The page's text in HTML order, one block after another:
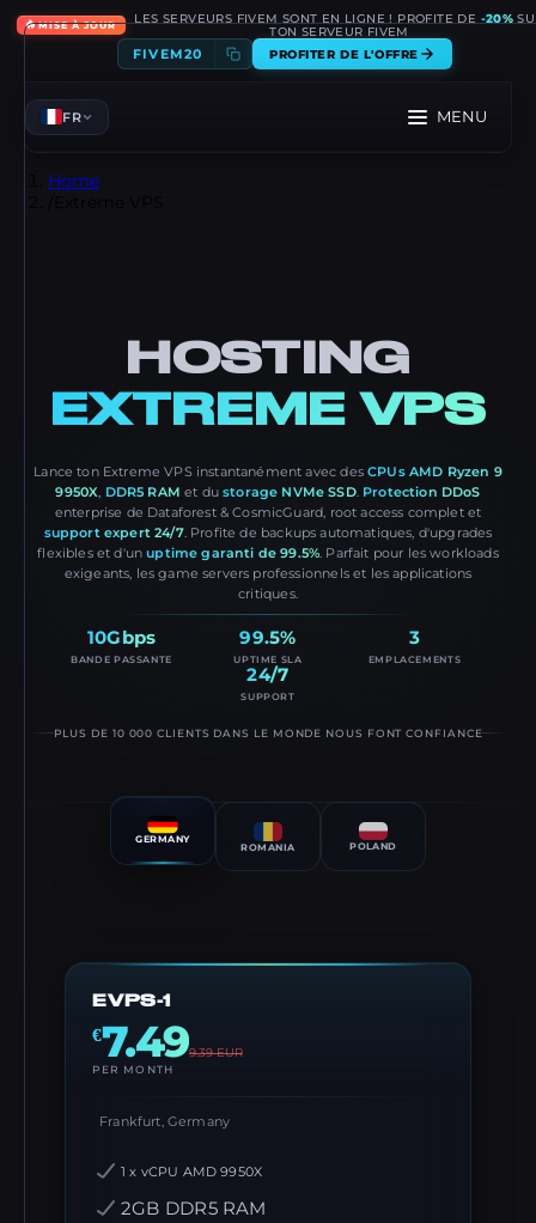
🔥MISE À JOUR LES SERVEURS FIVEM SONT EN LIGNE ! PROFITE DE -20%
TON SERVEUR FIVEM
FIVEM20 PROFITER DE L'OFFRE
FR MENU
Home
HOSTING
EXTREME VPS
Lance ton Extreme VPS instantanément avec desCPUs AMD Ryzen 9
9950X, DDR5 RAM et dustorage NVMe SSD. Protection DDoS
enterprise de Dataforest & CosmicGuard, root access complet et
support expert 24/7. Profite de backups automatiques, d'upgrades
flexibles et d'unuptime garanti de 99.5%. Parfait pour les workloads
exigeants, les game servers professionnels et les applications
critiques.
10Gbps
BANDE PASSANTE
99.5%
UPTIME SLA
3
EMPLACEMENTS
24/7
SUPPORT
PLUS DE 10 000 CLIENTS DANS LE MONDE NOUS FONT CONFIANCE
GERMANY
ROMANIA POLAND
EVPS-1
€7.499.39EUR
PER MONTH
Frankfurt, Germany
1 x vCPU AMD 9950X
2GB DDR5 RAM